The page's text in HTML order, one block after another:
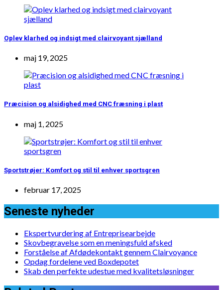
Oplev klarhed og indsigt med clairvoyant sjælland
maj 19, 2025
Præcision og alsidighed med CNC fræsning i plast
maj 1, 2025
Sportstrøjer: Komfort og stil til enhver sportsgren
februar 17, 2025
Seneste nyheder
Ekspertvurdering af Entreprisearbejde
Skovbegravelse som en meningsfuld afsked
Forståelse af Afdødekontakt gennem Clairvoyance
Opdag fordelene ved Boxdepotet
Skab den perfekte udestue med kvalitetsløsninger